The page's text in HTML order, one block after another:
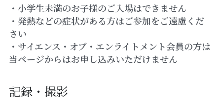
・小学生未満のお子様のご入場はできません
・発熱などの症状がある方はご参加をご遠慮くだ
さい
・サイエンス・オブ・エンライトメント会員の方は
当ページからはお申し込みいただけません
記録・撮影